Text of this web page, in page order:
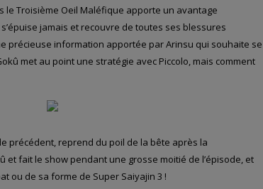
le Troisième Oeil Maléfique apporte un avantage
jamais et recouvre de toutes ses blessures
précieuse information apportée par Arinsu qui souhaite se
met au point une stratégie avec Piccolo, mais comment
précédent, reprend du poil de la bête après la
et fait le show pendant une grosse moitié de l’épisode, et
ou de sa forme de Super Saiyajin 3 !